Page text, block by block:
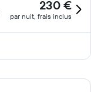
230 €
par nuit, frais inclus